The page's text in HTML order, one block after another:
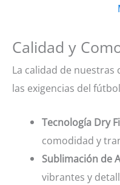
Calidad y
La calidad de nuestras
las exigencias del
Tecnología Dry
comodidad y
Sublimación de
vibrantes y